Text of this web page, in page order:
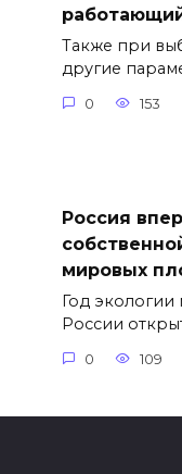
Также при
другие
0 153
Россия
мировых
Год экологии
России
0 109